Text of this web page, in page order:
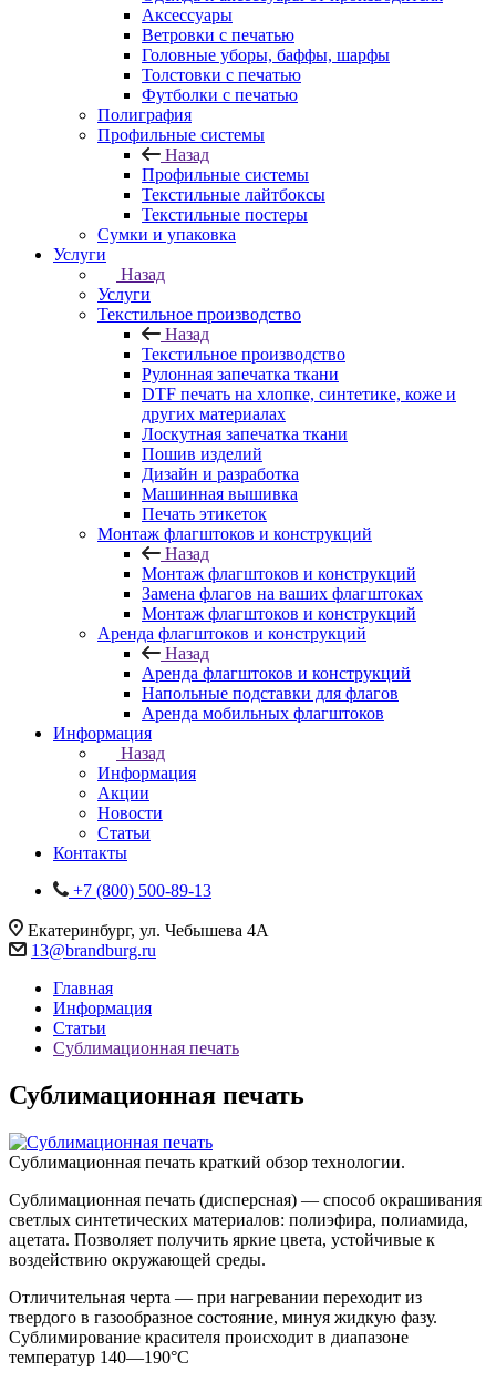
Аксессуары
Ветровки с печатью
Головные уборы, баффы, шарфы
Толстовки с печатью
Футболки с печатью
Полиграфия
Профильные системы
Назад
Профильные системы
Текстильные лайтбоксы
Текстильные постеры
Сумки и упаковка
Услуги
Назад
Услуги
Текстильное производство
Назад
Текстильное производство
Рулонная запечатка ткани
DTF печать на хлопке, синтетике, коже и
других материалах
Лоскутная запечатка ткани
Пошив изделий
Дизайн и разработка
Машинная вышивка
Печать этикеток
Монтаж флагштоков и конструкций
Назад
Монтаж флагштоков и конструкций
Замена флагов на ваших флагштоках
Монтаж флагштоков и конструкций
Аренда флагштоков и конструкций
Назад
Аренда флагштоков и конструкций
Напольные подставки для флагов
Аренда мобильных флагштоков
Информация
Назад
Информация
Акции
Новости
Статьи
Контакты
+7 (800) 500-89-13
Екатеринбург, ул. Чебышева 4А
13@brandburg.ru
Главная
Информация
Статьи
Сублимационная печать
Сублимационная печать
Сублимационная печать краткий обзор технологии.
Сублимационная печать (дисперсная) — способ окрашивания
светлых синтетических материалов: полиэфира, полиамида,
ацетата. Позволяет получить яркие цвета, устойчивые к
воздействию окружающей среды.
Отличительная черта — при нагревании переходит из
твердого в газообразное состояние, минуя жидкую фазу.
Сублимирование красителя происходит в диапазоне
температур 140—190°С